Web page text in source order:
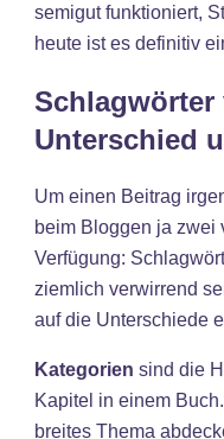
semigut funktioniert,
heute ist es definitiv
Schlagwörter
Unterschied
Um einen Beitrag
beim Bloggen ja zwei
Verfügung:
ziemlich verwirrend
auf die Unterschiede
Kategorien sind die
Kapitel in einem
breites Thema